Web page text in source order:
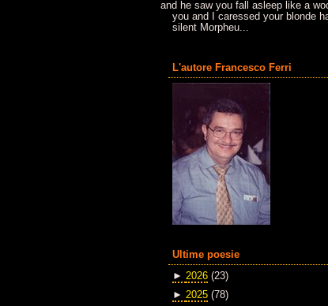
and he saw you fall asleep like a
you and I caressed your blonde
silent Morpheu...
L'autore Francesco Ferri
Ultime poesie
► 2026 (23)
► 2025 (78)